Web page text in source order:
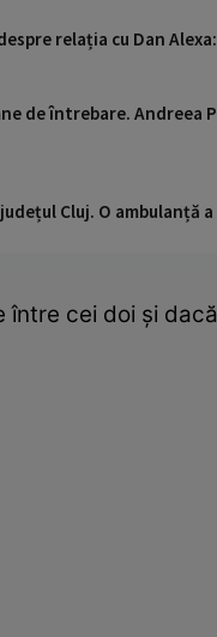
relația cu Dan
de întrebare. Andreea
Cluj. O ambulanță
între cei doi și